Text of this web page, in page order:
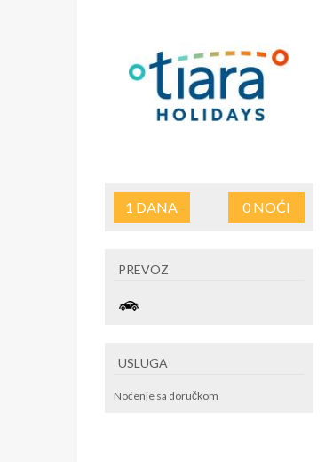
1 DANA 0NOĆI
PREVOZ
USLUGA
Noćenje sa doručkom